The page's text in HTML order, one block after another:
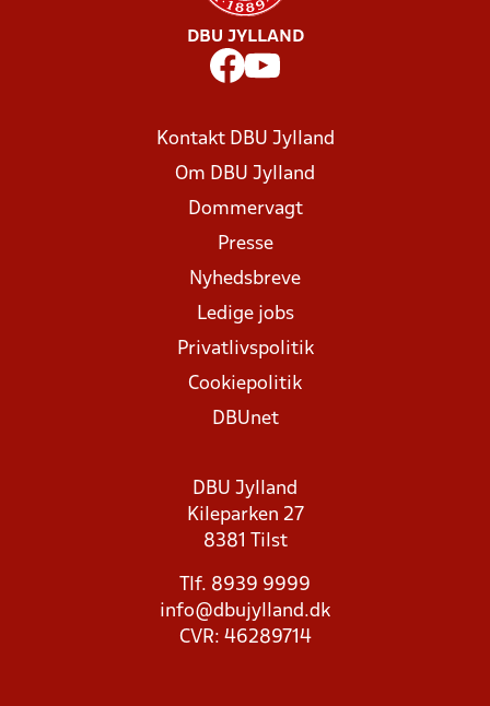
DBU JYLLAND
Kontakt DBU Jylland
Om DBU Jylland
Dommervagt
Presse
Nyhedsbreve
Ledige jobs
Privatlivspolitik
Cookiepolitik
DBUnet
DBU Jylland
Kileparken 27
8381 Tilst
Tlf. 8939 9999
info@dbujylland.dk
CVR: 46289714